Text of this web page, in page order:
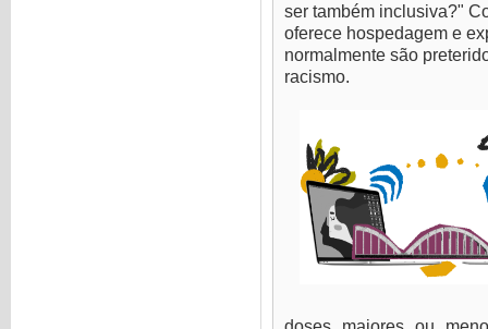
ser também inclusiva?"
oferece hospedagem e
normalmente são
racismo.